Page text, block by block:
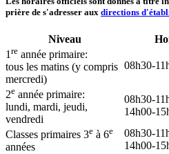
prière de s'adresser aux directions
Niveau
1 re année primaire:
tous les matins (y compris
mercredi)
08h30-
2e année primaire:
lundi, mardi, jeudi,
vendredi
08h30-
14h00-
Classes primaires 3e à 6e
années
08h30-
14h00-